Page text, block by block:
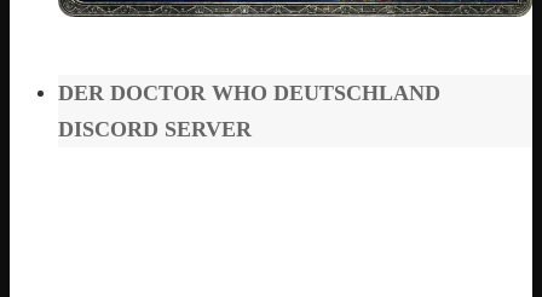
DER DOCTOR WHO DEUTSCHLAND
DISCORD SERVER